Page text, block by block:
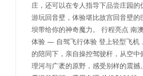
庄，还可以在专人指导下品尝庄园的
游玩回音壁，体验堪比故宫回音壁的
坝带给你的神奇魔力。 行程亮点 南
体验 — 自驾飞行体验 登上轻型飞机
的陪同下，亲自操控驾驶杆，从空中
理河与广袤的原野，感受别样的震